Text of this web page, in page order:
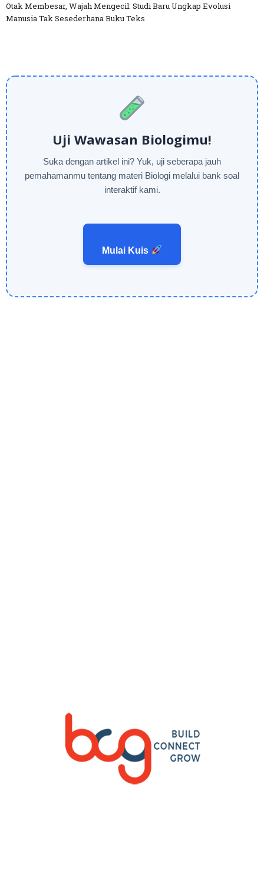
Otak Membesar, Wajah Mengecil: Studi Baru Ungkap Evolusi
Manusia Tak Sesederhana Buku Teks
Uji Wawasan Biologimu!
Suka dengan artikel ini? Yuk, uji seberapa jauh
pemahamanmu tentang materi Biologi melalui bank soal
interaktif kami.
Mulai Kuis